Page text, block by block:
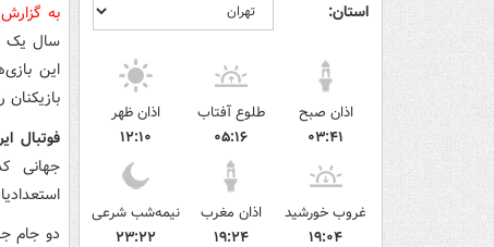
استان:
اذان صبح
۰۳:۴۱
طلوع آفتاب
۰۵:۱۶
اذان ظهر
۱۲:۱۰
غروب خورشید
۱۹:۰۴
اذان مغرب
۱۹:۲۴
نیمه‌شب شرعی
۲۳:۲۲
به
سال یک
این
فوتبال
جهانی
دو جام